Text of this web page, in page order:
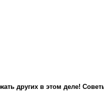
других в этом деле!